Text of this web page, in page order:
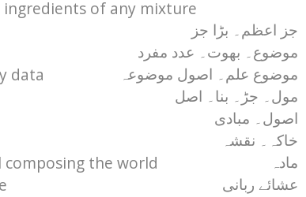
of any mixture
جز اعظم۔ بڑا جز
موضوع۔ بھوت۔ عدد مفرد
data موضوع علم۔ اصول موضوعہ
مول۔ جڑ۔ بنا۔ اصل
اصول۔ مبادی
خاکہ۔ نقشہ
the world مادہ
عشائے ربانی